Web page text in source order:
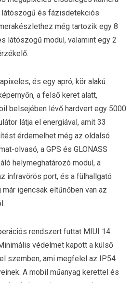
látószögű és fázisdetekciós
még tartozik egy 8
látószögű modul, valamint egy 2
és egy apró, kör alakú
a felső keret alatt,
belsejében lévő hardvert egy 5000
látja el energiával, amit 33
érdemelhet még az oldalsó
olvasó, a GPS és GLONASS
helymeghatározó modul, a
infravörös port, és a fülhallgató
igencsak eltűnőben van az
rendszert futtat MIUI 14
védelmet kapott a külső
szemben, ami megfelel az IP54
A mobil műanyag kerettel és